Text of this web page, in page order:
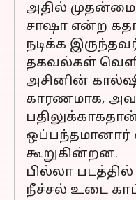
அதில் முதன்மை
சாஷா என்ற
நடிக்க
தகவல்கள்
அசினின்
காரணமாக,
ஒப்பந்தமானார்
கூறுகின்றன.
பில்லா
நீச்சல் உடை